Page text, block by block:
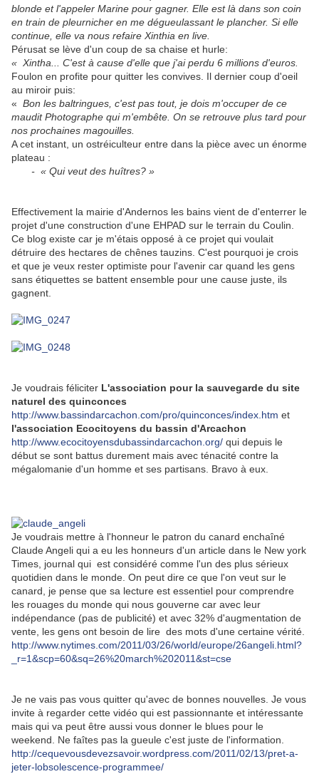
blonde et l'appeler Marine pour gagner. Elle est là dans son coin
en train de pleurnicher en me dégueulassant le plancher. Si elle
continue, elle va nous refaire Xinthia en live.
Pérusat se lève d'un coup de sa chaise et hurle:
« Xintha... C'est à cause d'elle que j'ai perdu 6 millions d'euros.
Foulon en profite pour quitter les convives. Il dernier coup d'oeil
au miroir puis:
« Bon les baltringues, c'est pas tout, je dois m'occuper de ce
maudit Photographe qui m'embête. On se retrouve plus tard pour
nos prochaines magouilles.
A cet instant, un ostréiculteur entre dans la pièce avec un énorme
plateau :
- « Qui veut des huîtres? »
Effectivement la mairie d'Andernos les bains vient de d'enterrer le
projet d'une construction d'une EHPAD sur le terrain du Coulin.
Ce blog existe car je m'étais opposé à ce projet qui voulait
détruire des hectares de chênes tauzins. C'est pourquoi je crois
et que je veux rester optimiste pour l'avenir car quand les gens
sans étiquettes se battent ensemble pour une cause juste, ils
gagnent.
Je voudrais féliciter L'association pour la sauvegarde du site
naturel des quinconces
http://www.bassindarcachon.com/pro/quinconces/index.htm et
l'association Ecocitoyens du bassin d'Arcachon
http://www.ecocitoyensdubassindarcachon.org/ qui depuis le
début se sont battus durement mais avec ténacité contre la
mégalomanie d'un homme et ses partisans. Bravo à eux.
Je voudrais mettre à l'honneur le patron du canard enchaîné
Claude Angeli qui a eu les honneurs d'un article dans le New york
Times, journal qui est considéré comme l'un des plus sérieux
quotidien dans le monde. On peut dire ce que l'on veut sur le
canard, je pense que sa lecture est essentiel pour comprendre
les rouages du monde qui nous gouverne car avec leur
indépendance (pas de publicité) et avec 32% d'augmentation de
vente, les gens ont besoin de lire des mots d'une certaine vérité.
http://www.nytimes.com/2011/03/26/world/europe/26angeli.html?
_r=1&scp=60&sq=26%20march%202011&st=cse
Je ne vais pas vous quitter qu'avec de bonnes nouvelles. Je vous
invite à regarder cette vidéo qui est passionnante et intéressante
mais qui va peut être aussi vous donner le blues pour le
weekend. Ne faîtes pas la gueule c'est juste de l'information.
http://cequevousdevezsavoir.wordpress.com/2011/02/13/pret-a-
jeter-lobsolescence-programmee/